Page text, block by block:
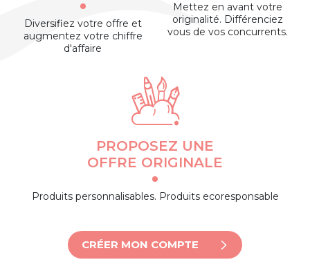
Diversifiez votre offre et
augmentez votre chiffre
d'affaire
Mettez en avant votre
originalité. Différenciez
vous de vos concurrents.
PROPOSEZ UNE
OFFRE ORIGINALE
Produits personnalisables. Produits ecoresponsable
CRÉER MON COMPTE